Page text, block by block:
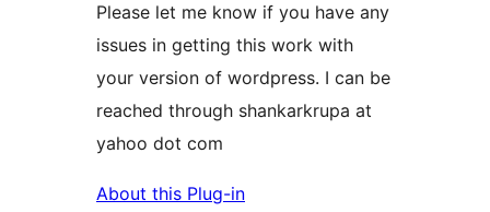
Please let me know if you have any
issues in getting this work with
your version of wordpress. I can be
reached through shankarkrupa at
yahoo dot com
About this Plug-in